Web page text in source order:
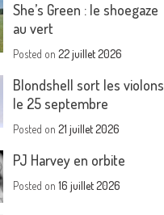
She’s Green : le shoegaze
au vert
Posted on22 juillet 2026
Blondshell sort les violons
le 25 septembre
Posted on21 juillet 2026
PJ Harvey en orbite
Posted on16 juillet 2026